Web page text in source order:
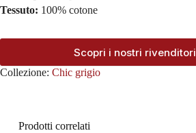
Tessuto: 100% cotone
Scopri i nostri rivenditori
Collezione: Chic grigio
Prodotti correlati